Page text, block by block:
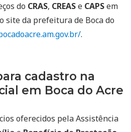
do CRAS, CREASe CAPSem
site da prefeitura de Boca do
.
cadastro na
em Boca do Acre
oferecidos pela Assistência